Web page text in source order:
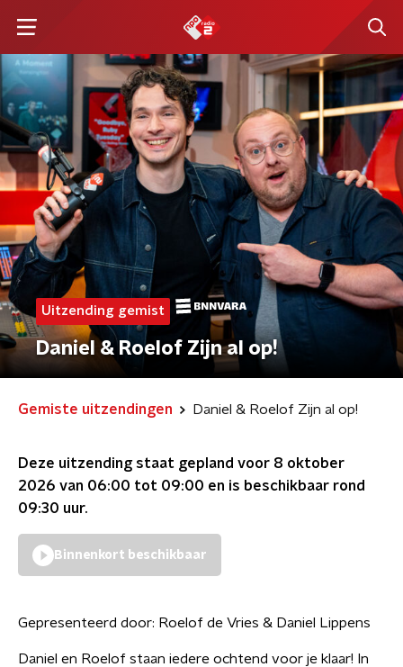
Uitzending gemist
Daniel & Roelof Zijn al op!
Gemiste uitzendingen Daniel & Roelof Zijn al op!
Deze uitzending staat gepland voor 8 oktober
2026 van 06:00 tot 09:00 en is beschikbaar rond
09:30 uur.
Binnenkort beschikbaar
Gepresenteerd door: Roelof de Vries & Daniel Lippens
Daniel en Roelof staan iedere ochtend voor je klaar! In